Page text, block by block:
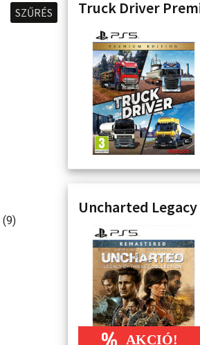
SZŰRÉS
(9)
Truck Driver
Uncharted